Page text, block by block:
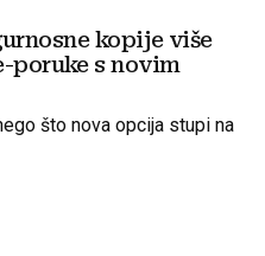
kopije više
poruke s novim
što nova opcija stupi na